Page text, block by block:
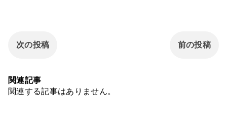
次の投稿 前の投稿
関連記事
関連する記事はありません。